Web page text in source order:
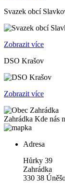
Svazek obcí
Zobrazit více
DSO Krašov
Zobrazit více
Zahrádka Kde nás
Adresa
Hůrky 39
Zahrádka
330 38